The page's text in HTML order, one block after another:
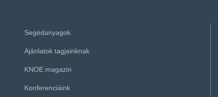
Segédanyagok
Ajánlatok tagjainknak
KNOE magazin
Konferenciáink